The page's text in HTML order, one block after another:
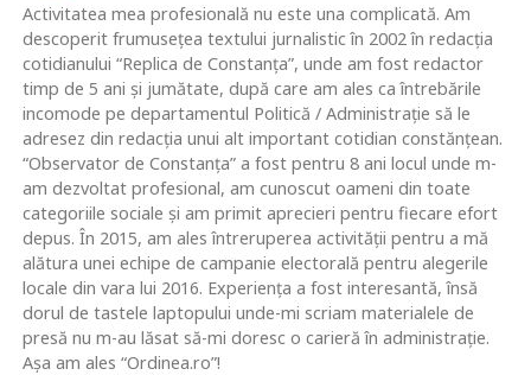
Activitatea mea profesională nu este una complicată. Am
descoperit frumusețea textului jurnalistic în 2002 în redacția
cotidianului “Replica de Constanța”, unde am fost redactor
timp de 5 ani și jumătate, după care am ales ca întrebările
incomode pe departamentul Politică / Administrație să le
adresez din redacția unui alt important cotidian constănțean.
“Observator de Constanța” a fost pentru 8 ani locul unde m-
am dezvoltat profesional, am cunoscut oameni din toate
categoriile sociale și am primit aprecieri pentru fiecare efort
depus. În 2015, am ales întreruperea activității pentru a mă
alătura unei echipe de campanie electorală pentru alegerile
locale din vara lui 2016. Experiența a fost interesantă, însă
dorul de tastele laptopului unde-mi scriam materialele de
presă nu m-au lăsat să-mi doresc o carieră în administrație.
Așa am ales “Ordinea.ro”!